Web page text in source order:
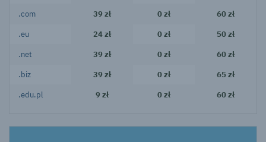
.com 39 zł 0 zł 60 zł
.eu 24 zł 0 zł 50 zł
.net 39 zł 0 zł 60 zł
.biz 39 zł 0 zł 65 zł
.edu.pl 9 zł 0 zł 60 zł